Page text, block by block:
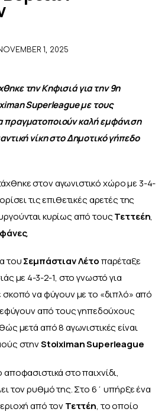
1, 2025
την Κηφισιά για την 9η
Superleagueμε τους
πραγματοποιούν καλή εμφάνιση
νίκη στο Δημοτικό γήπεδο
στον αγωνιστικό χώρο με 3-4-
τις επιθετικές αρετές της
κυρίως από τους Τεττεέη,
.
του Σεμπάστιαν Λέτο παρέταξε
με 4-3-2-1, στο γνωστό για
σκοπό να φύγουν με το «διπλό» από
από τους γηπεδούχους
μετά από 8 αγωνιστικές είναι
στην Stoiximan Superleague
αποφασιστικά στο παιχνίδι,
τον ρυθμό της. Στο 6΄ υπήρξε ένα
από τον Τεττέη, το οποίο